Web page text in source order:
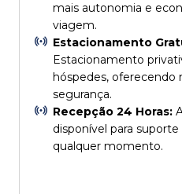
mais autonomia e
viagem.
Estacionamento
Estacionamento
hóspedes, oferecendo
segurança.
Recepção 24 Horas:
disponível para suporte
qualquer momento.